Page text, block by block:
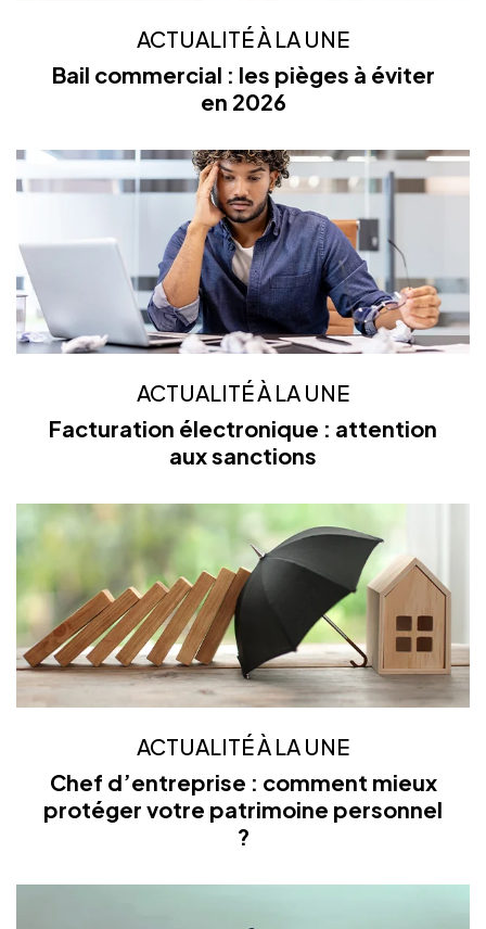
ACTUALITÉ À LA UNE
Bail commercial : les pièges à éviter
en 2026
ACTUALITÉ À LA UNE
Facturation électronique : attention
aux sanctions
ACTUALITÉ À LA UNE
Chef d’entreprise : comment mieux
protéger votre patrimoine personnel
?